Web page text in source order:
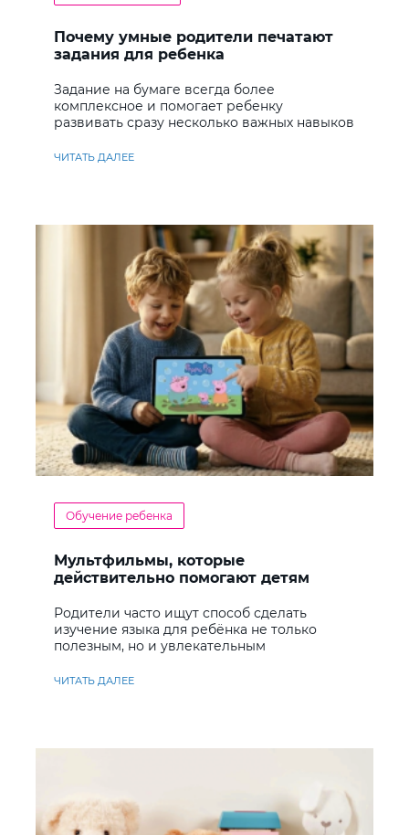
Почему умные родители печатают
задания для ребенка
Задание на бумаге всегда более
комплексное и помогает ребенку
развивать сразу несколько важных навыков
ЧИТАТЬ ДАЛЕЕ
Обучение ребенка
Мультфильмы, которые
действительно помогают детям
Родители часто ищут способ сделать
изучение языка для ребёнка не только
полезным, но и увлекательным
ЧИТАТЬ ДАЛЕЕ